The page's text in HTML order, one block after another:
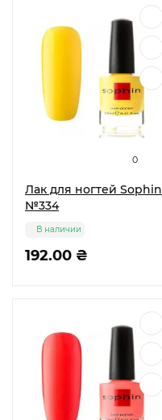
0
Лак для ногтей Sophin
№334
192.00 ₴
В наличии